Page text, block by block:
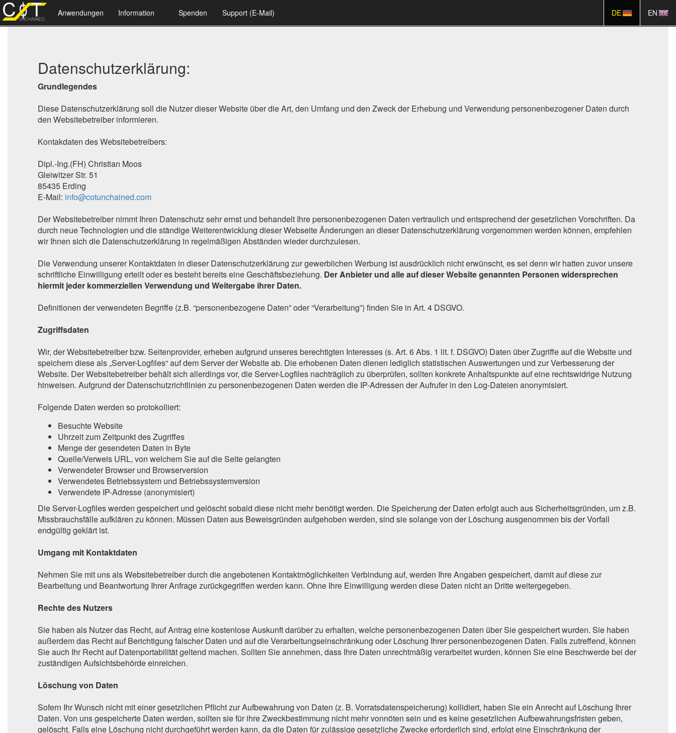
Anwendungen Information Spenden Support (E-Mail) DE EN
Datenschutzerklärung:
Grundlegendes
Diese Datenschutzerklärung soll die Nutzer dieser Website über die Art, den Umfang und den Zweck der Erhebung und Verwendung personenbezogener Daten durch
den Websitebetreiber informieren.
Kontakdaten des Websitebetreibers:
Dipl.-Ing.(FH) Christian Moos
Gleiwitzer Str. 51
85435 Erding
E-Mail: info@cotunchained.com
Der Websitebetreiber nimmt Ihren Datenschutz sehr ernst und behandelt Ihre personenbezogenen Daten vertraulich und entsprechend der gesetzlichen Vorschriften. Da
durch neue Technologien und die ständige Weiterentwicklung dieser Webseite Änderungen an dieser Datenschutzerklärung vorgenommen werden können, empfehlen
wir Ihnen sich die Datenschutzerklärung in regelmäßigen Abständen wieder durchzulesen.
Die Verwendung unserer Kontaktdaten in dieser Datenschutzerklärung zur gewerblichen Werbung ist ausdrücklich nicht erwünscht, es sei denn wir hatten zuvor unsere
schriftliche Einwilligung erteilt oder es besteht bereits eine Geschäftsbeziehung. Der Anbieter und alle auf dieser Website genannten Personen widersprechen
hiermit jeder kommerziellen Verwendung und Weitergabe ihrer Daten.
Definitionen der verwendeten Begriffe (z.B. “personenbezogene Daten” oder “Verarbeitung”) finden Sie in Art. 4 DSGVO.
Zugriffsdaten
Wir, der Websitebetreiber bzw. Seitenprovider, erheben aufgrund unseres berechtigten Interesses (s. Art. 6 Abs. 1 lit. f. DSGVO) Daten über Zugriffe auf die Website und
speichern diese als „Server-Logfiles“ auf dem Server der Website ab. Die erhobenen Daten dienen lediglich statistischen Auswertungen und zur Verbesserung der
Website. Der Websitebetreiber behält sich allerdings vor, die Server-Logfiles nachträglich zu überprüfen, sollten konkrete Anhaltspunkte auf eine rechtswidrige Nutzung
hinweisen. Aufgrund der Datenschutzrichtlinien zu personenbezogenen Daten werden die IP-Adressen der Aufrufer in den Log-Dateien anonymisiert.
Folgende Daten werden so protokolliert:
Besuchte Website
Uhrzeit zum Zeitpunkt des Zugriffes
Menge der gesendeten Daten in Byte
Quelle/Verweis URL, von welchem Sie auf die Seite gelangten
Verwendeter Browser und Browserversion
Verwendetes Betriebssystem und Betriebssystemversion
Verwendete IP-Adresse (anonymisiert)
Die Server-Logfiles werden gespeichert und gelöscht sobald diese nicht mehr benötigt werden. Die Speicherung der Daten erfolgt auch aus Sicherheitsgründen, um z.B.
Missbrauchsfälle aufklären zu können. Müssen Daten aus Beweisgründen aufgehoben werden, sind sie solange von der Löschung ausgenommen bis der Vorfall
endgültig geklärt ist.
Umgang mit Kontaktdaten
Nehmen Sie mit uns als Websitebetreiber durch die angebotenen Kontaktmöglichkeiten Verbindung auf, werden Ihre Angaben gespeichert, damit auf diese zur
Bearbeitung und Beantwortung Ihrer Anfrage zurückgegriffen werden kann. Ohne Ihre Einwilligung werden diese Daten nicht an Dritte weitergegeben.
Rechte des Nutzers
Sie haben als Nutzer das Recht, auf Antrag eine kostenlose Auskunft darüber zu erhalten, welche personenbezogenen Daten über Sie gespeichert wurden. Sie haben
außerdem das Recht auf Berichtigung falscher Daten und auf die Verarbeitungseinschränkung oder Löschung Ihrer personenbezogenen Daten. Falls zutreffend, können
Sie auch Ihr Recht auf Datenportabilität geltend machen. Sollten Sie annehmen, dass Ihre Daten unrechtmäßig verarbeitet wurden, können Sie eine Beschwerde bei der
zuständigen Aufsichtsbehörde einreichen.
Löschung von Daten
Sofern Ihr Wunsch nicht mit einer gesetzlichen Pflicht zur Aufbewahrung von Daten (z. B. Vorratsdatenspeicherung) kollidiert, haben Sie ein Anrecht auf Löschung Ihrer
Daten. Von uns gespeicherte Daten werden, sollten sie für ihre Zweckbestimmung nicht mehr vonnöten sein und es keine gesetzlichen Aufbewahrungsfristen geben,
gelöscht. Falls eine Löschung nicht durchgeführt werden kann, da die Daten für zulässige gesetzliche Zwecke erforderlich sind, erfolgt eine Einschränkung der